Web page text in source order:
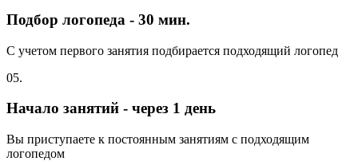
Подбор логопеда - 30 мин.
С учетом первого занятия подбирается подходящий логопед
05.
Начало занятий - через 1 день
Вы приступаете к постоянным занятиям с подходящим
логопедом